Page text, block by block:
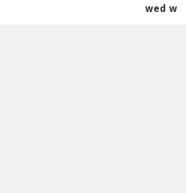
wed w